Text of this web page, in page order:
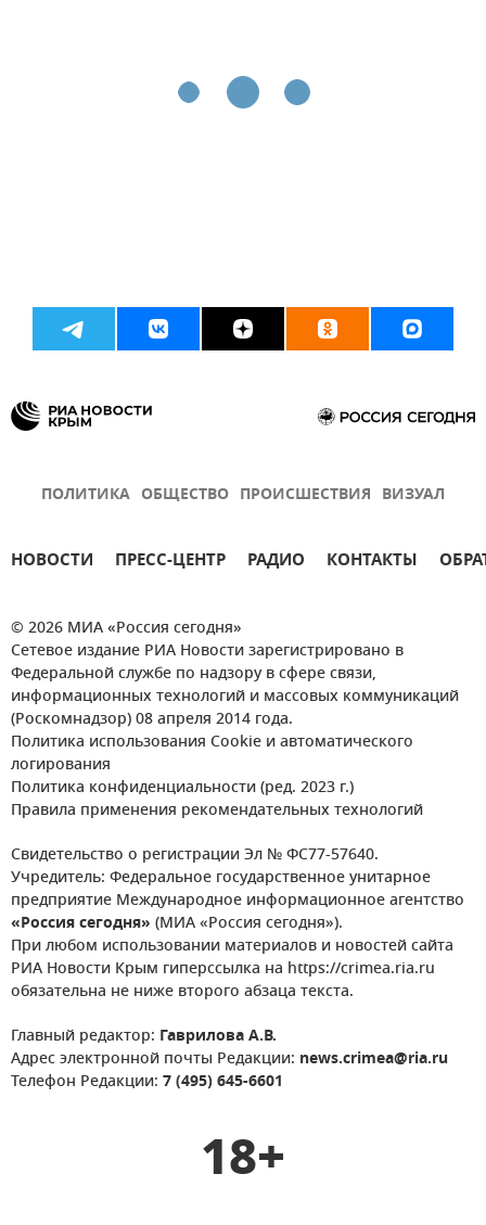
ПОЛИТИКА ОБЩЕСТВО ПРОИСШЕСТВИЯ ВИЗУАЛ
НОВОСТИ ПРЕСС-ЦЕНТР РАДИО КОНТАКТЫ
© 2026 МИА «Россия сегодня»
Сетевое издание РИА Новости зарегистрировано в
Федеральной службе по надзору в сфере связи,
информационных технологий и массовых коммуникаций
(Роскомнадзор) 08 апреля 2014 года.
Политика использования Cookie и автоматического
логирования
Политика конфиденциальности (ред. 2023 г.)
Правила применения рекомендательных технологий
Свидетельство о регистрации Эл № ФС77-57640.
Учредитель: Федеральное государственное унитарное
предприятие Международное информационное агентство
«Россия сегодня» (МИА «Россия сегодня»).
При любом использовании материалов и новостей сайта
РИА Новости Крым гиперссылка на https://crimea.ria.ru
обязательна не ниже второго абзаца текста.
Главный редактор: Гаврилова А.В.
Адрес электронной почты Редакции: news.crimea@ria.ru
Телефон Редакции: 7 (495) 645-6601
18+